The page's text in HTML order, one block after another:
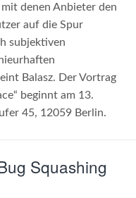
denen Anbieter den
auf die Spur
subjektiven
Balasz. Der Vortrag
beginnt am 13.
45, 12059 Berlin.
Squashing